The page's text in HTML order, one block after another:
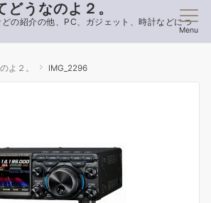
うなのよ２。
の紹介の他、PC、ガジェット、時計などにつ
Menu
よ２。 IMG_2296